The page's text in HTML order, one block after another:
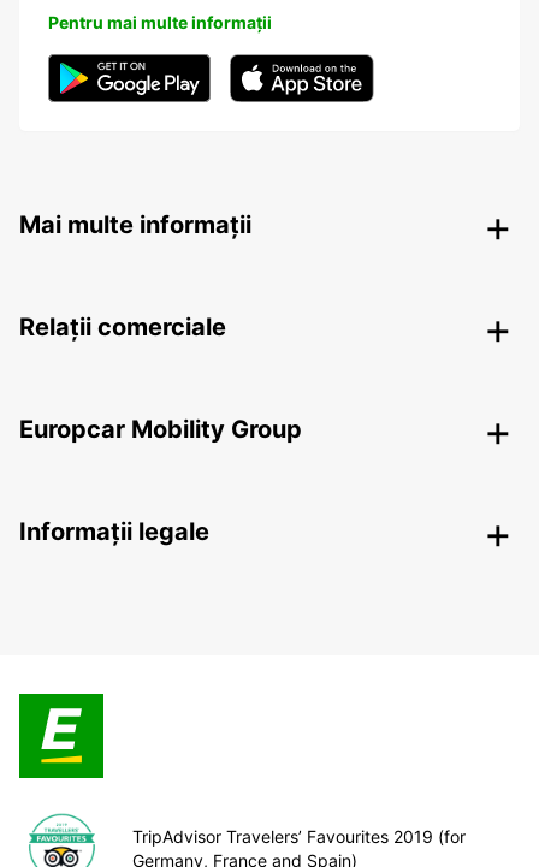
Pentru mai multe informații
Mai multe informații
Relații comerciale
Europcar Mobility Group
Informații legale
TripAdvisor Travelers’ Favourites 2019 (for
Germany, France and Spain)